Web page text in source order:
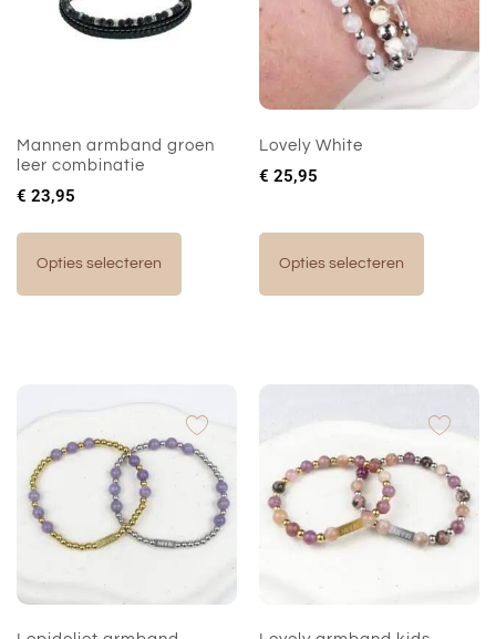
Mannen armband groen
leer combinatie
€ 23,95
Opties selecteren
Lovely White
€ 25,95
Opties selecteren